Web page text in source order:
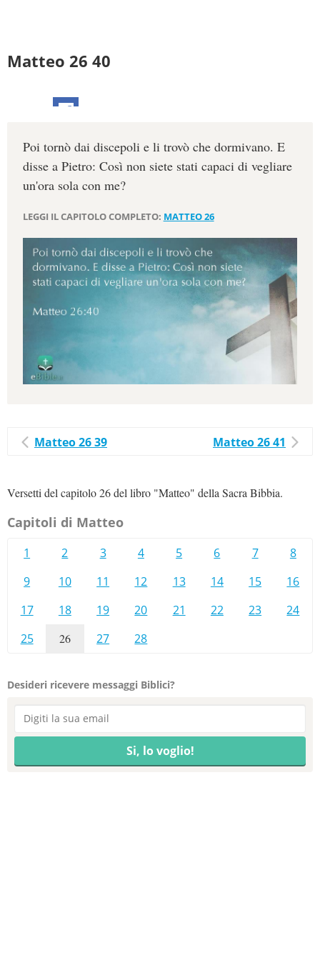
Matteo 26 40
Poi tornò dai discepoli e li trovò che dormivano. E
disse a Pietro: Così non siete stati capaci di vegliare
un'ora sola con me?
LEGGI IL CAPITOLO COMPLETO: MATTEO 26
Matteo 26 39 Matteo 26 41
Versetti del capitolo 26 del libro "Matteo" della Sacra Bibbia.
Capitoli di Matteo
1 2 3 4 5 6 7
8
9
10 11 12 13 14 15
16
17
18 19 20 21 22 23
24
25
26 27 28
Desideri ricevere messaggi Biblici?